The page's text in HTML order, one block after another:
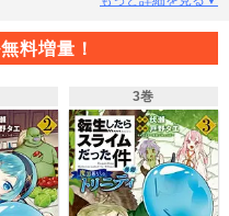
生原案・監修の『転生したらスラ
無料増量！
3巻